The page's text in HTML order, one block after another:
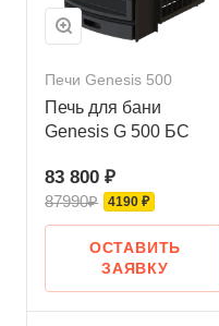
Печи Genesis 500
Печь для бани
Genesis G 500 БС
83 800 ₽
87990₽ 4190 ₽
ОСТАВИТЬ
ЗАЯВКУ